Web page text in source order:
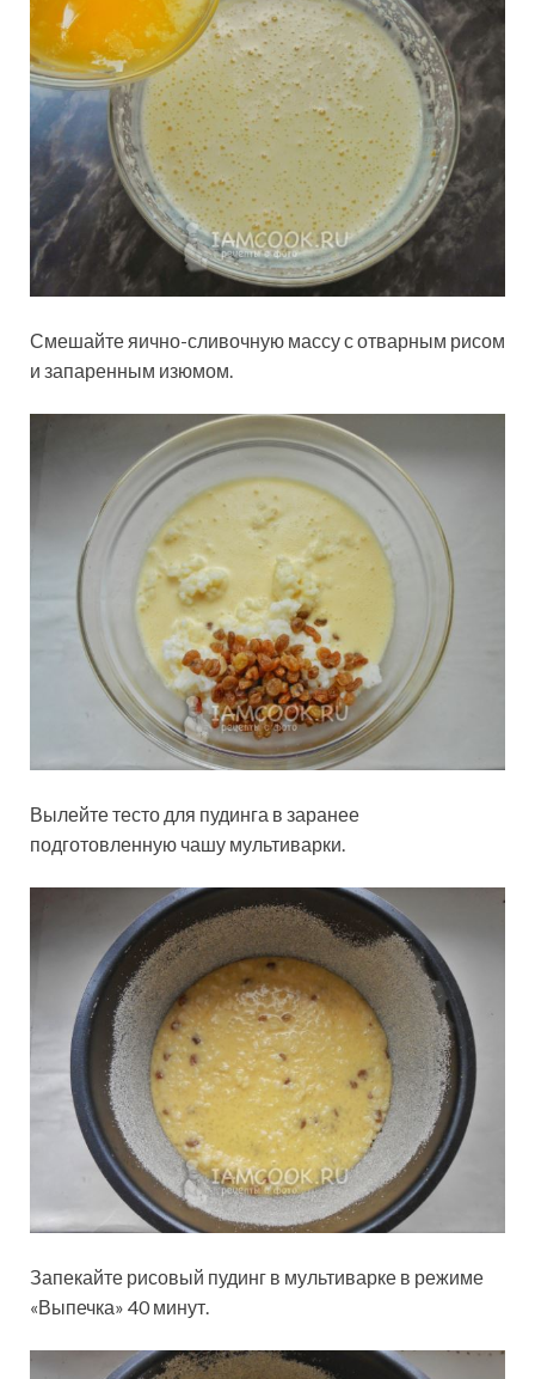
Смешайте яично-сливочную массу с отварным рисом
и запаренным изюмом.
Вылейте тесто для пудинга в заранее
подготовленную чашу мультиварки.
Запекайте рисовый пудинг в мультиварке в режиме
«Выпечка» 40 минут.